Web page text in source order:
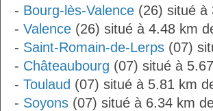
- Bourg-lès-Valence (26) situé à
- Valence (26) situé à 4.48 km
- Saint-Romain-de-Lerps (07)
- Châteaubourg (07) situé à
- Toulaud (07) situé à 5.81 km
- Soyons (07) situé à 6.34 km